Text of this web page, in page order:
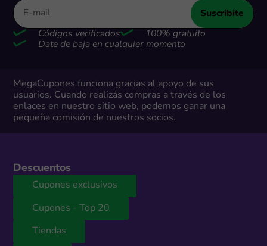
Suscribite
Códigos verificados
100% gratuito
Date de baja en cualquier momento
MegaCupones funciona gracias al apoyo de sus
usuarios. Cuando realizás compras a través de los
enlaces en nuestro sitio web, podemos ganar una
pequeña comisión de nuestros socios.
Descuentos
Cupones exclusivos
Cupones - Top 20
Tiendas